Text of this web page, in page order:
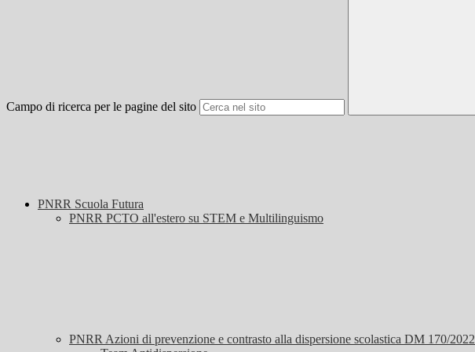
Campo di ricerca per le pagine del sito
PNRR Scuola Futura
PNRR PCTO all'estero su STEM e Multilinguismo
PNRR Azioni di prevenzione e contrasto alla dispersione scolastica DM 170/2022